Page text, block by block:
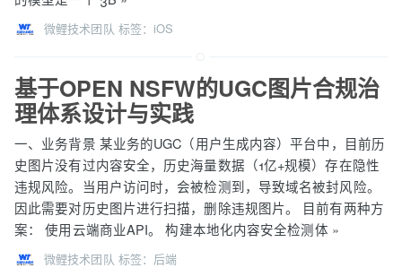
微鲤技术团队 标签： iOS
基于OPEN NSFW的UGC图⽚合规治
理体系设计与实践
一、业务背景 某业务的UGC（⽤户⽣成内容）平台中，⽬前历
史图⽚没有过内容安全，历史海量数据（1亿+规模）存在隐性
违规⻛险。当⽤户访问时，会被检测到，导致域名被封⻛险。
因此需要对历史图⽚进⾏扫描，删除违规图⽚。 ⽬前有两种⽅
案： 使⽤云端商业API。 构建本地化内容安全检测体 »
微鲤技术团队 标签： 后端